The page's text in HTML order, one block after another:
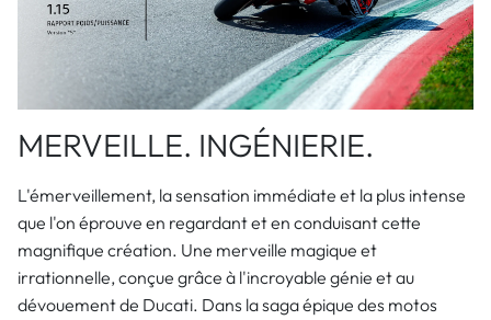
MERVEILLE. INGÉNIERIE.
L'émerveillement, la sensation immédiate et la plus intense
que l'on éprouve en regardant et en conduisant cette
magnifique création. Une merveille magique et
irrationnelle, conçue grâce à l'incroyable génie et au
dévouement de Ducati. Dans la saga épique des motos